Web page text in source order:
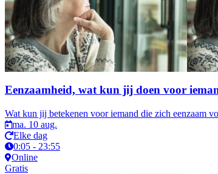
Eenzaamheid, wat kun jij doen voor
Wat kun jij betekenen voor iemand die zich eenzaam
ma. 10 aug.
Elke dag
0:05 - 23:55
Online
Gratis